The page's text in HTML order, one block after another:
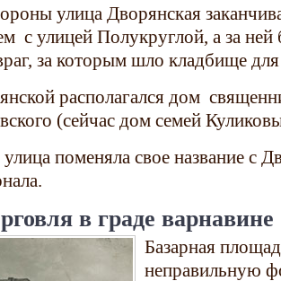
улица Дворянская
с улицей Полукруглой, а за
за которым шло кладбище
располагался дом
(сейчас дом семей
поменяла свое название с
в граде варнавине
Базарная
неправильную